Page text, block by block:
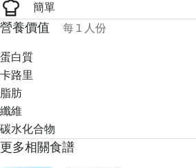
簡單
營養價值 每 1 人份
蛋白質
卡路里
脂肪
纖維
碳水化合物
更多相關食譜